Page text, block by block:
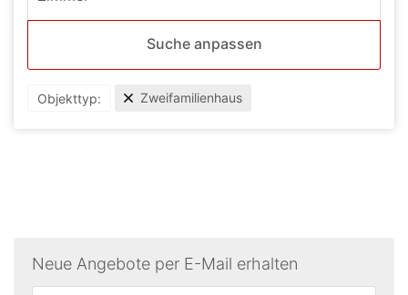
Suche anpassen
Objekttyp: Zweifamilienhaus
Neue Angebote per E-Mail erhalten